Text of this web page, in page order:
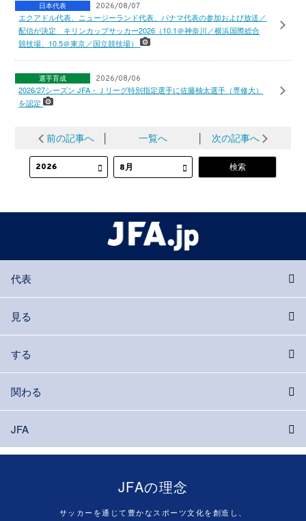
日本代表 2026/08/07
エクアドル代表、ニュージーランド代表、パナマ代表の参加および放送／
配信が決定 キリンカップサッカー2026（10.1＠神奈川／横浜国際総合
競技場、10.5＠東京／国立競技場）
選手育成 2026/08/06
2026/27シーズン JFA・Ｊリーグ特別指定選手に佐藤柚太選手（専修大）
を認定
前の記事へ 一覧へ 次の記事へ
代表
見る
する
関わる
JFA
JFAの理念
サッカーを通じて豊かなスポーツ文化を創造し、